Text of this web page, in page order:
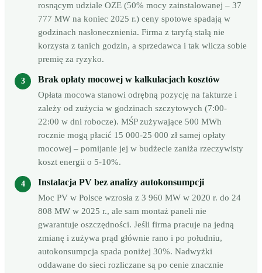
rosnącym udziale OZE (50% mocy zainstalowanej – 37
777 MW na koniec 2025 r.) ceny spotowe spadają w
godzinach nasłonecznienia. Firma z taryfą stałą nie
korzysta z tanich godzin, a sprzedawca i tak wlicza sobie
premię za ryzyko.
Brak opłaty mocowej w kalkulacjach kosztów
Opłata mocowa stanowi odrębną pozycję na fakturze i
zależy od zużycia w godzinach szczytowych (7:00-
22:00 w dni robocze). MŚP zużywające 500 MWh
rocznie mogą płacić 15 000-25 000 zł samej opłaty
mocowej – pomijanie jej w budżecie zaniża rzeczywisty
koszt energii o 5-10%.
Instalacja PV bez analizy autokonsumpcji
Moc PV w Polsce wzrosła z 3 960 MW w 2020 r. do 24
808 MW w 2025 r., ale sam montaż paneli nie
gwarantuje oszczędności. Jeśli firma pracuje na jedną
zmianę i zużywa prąd głównie rano i po południu,
autokonsumpcja spada poniżej 30%. Nadwyżki
oddawane do sieci rozliczane są po cenie znacznie